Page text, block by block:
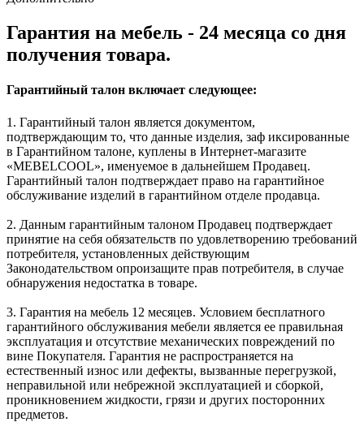
Гарантия на мебель - 24 месяца со дня
получения товара.
Гарантийный талон включает следующее:
1. Гарантийный талон является документом,
подтверждающим то, что данные изделия, заф иксированные
в Гарантийном талоне, куплены в Интернет-магазите
«MEBELCOOL», именуемое в дальнейшем Продавец.
Гарантийный талон подтверждает право на гарантийное
обслуживание изделий в гарантийном отделе продавца.
2. Данным гарантийным талоном Продавец подтверждает
принятие на себя обязательств по удовлетворению требований
потребителя, установленных действующим
Законодательством опроизащите прав потребителя, в случае
обнаружения недостатка в товаре.
3. Гарантия на мебель 12 месяцев. Условием бесплатного
гарантийного обслуживания мебели является ее правильная
эксплуатация и отсутствие механических повреждений по
вине Покупателя. Гарантия не распространяется на
естественный износ или дефекты, вызванные перегрузкой,
неправильной или небрежной эксплуатацией и сборкой,
проникновением жидкости, грязи и других посторонних
предметов.